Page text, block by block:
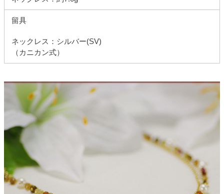
留具
ネックレス：シルバー(SV)
（カニカン式）